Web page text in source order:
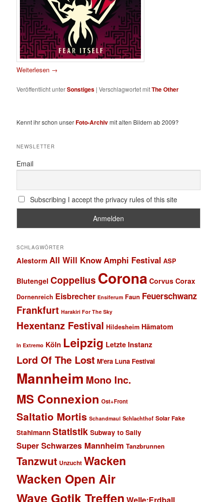
Weiterlesen →
Veröffentlicht unterSonstiges |Verschlagwortet mitThe Other
Kennt ihr schon unserFoto-Archivmit alten Bildern ab 2009?
NEWSLETTER
Email
Subscribing I accept the privacy rules of this site
SCHLAGWÖRTER
Alestorm All Will KnowAmphi Festival ASP
Blutengel Coppelius Corona Corvus Corax
Dornenreich Eisbrecher Ensiferum Faun Feuerschwanz
Frankfurt Harakiri For The Sky
Hexentanz Festival Hildesheim Hämatom
In Extremo Köln Leipzig Letzte Instanz
Lord Of The Lost M'era Luna Festival
Mannheim Mono Inc.
MS Connexion Ost+Front
Saltatio Mortis Schandmaul Schlachthof Solar Fake
Stahlmann Statistik Subway to Sally
Super Schwarzes Mannheim Tanzbrunnen
Tanzwut Unzucht Wacken
Wacken Open Air
Wave Gotik Treffen